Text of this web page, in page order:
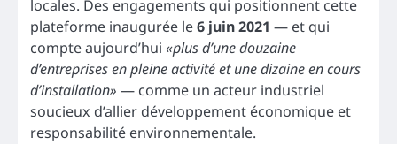
locales. Des engagements qui positionnent cette
plateforme inaugurée le6 juin 2021 — et qui
compte aujourd’hui «plus d’une douzaine
d’entreprises en pleine activité et une dizaine en cours
d’installation» — comme un acteur industriel
soucieux d’allier développement économique et
responsabilité environnementale.